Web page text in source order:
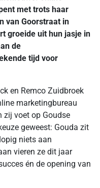
met trots haar
van Goorstraat in
groeide uit hun jasje in
de
tijd voor
en Remco Zuidbroek
marketingbureau
zij voet op Goudse
geweest: Gouda zit
niets aan
vieren ze dit jaar
én de opening van